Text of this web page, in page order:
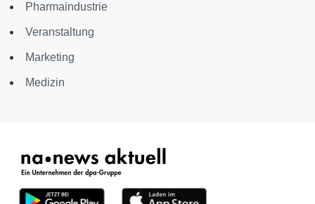
Pharmaindustrie
Veranstaltung
Marketing
Medizin